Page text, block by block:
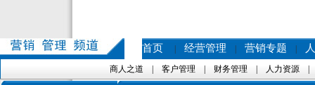
首页 经营管理 营销专题
商人之道 客户管理 财务管理 人力资源